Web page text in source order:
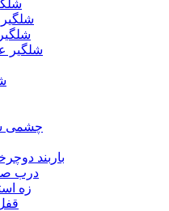
شلگیر
چشمی
باربند
درب
زه